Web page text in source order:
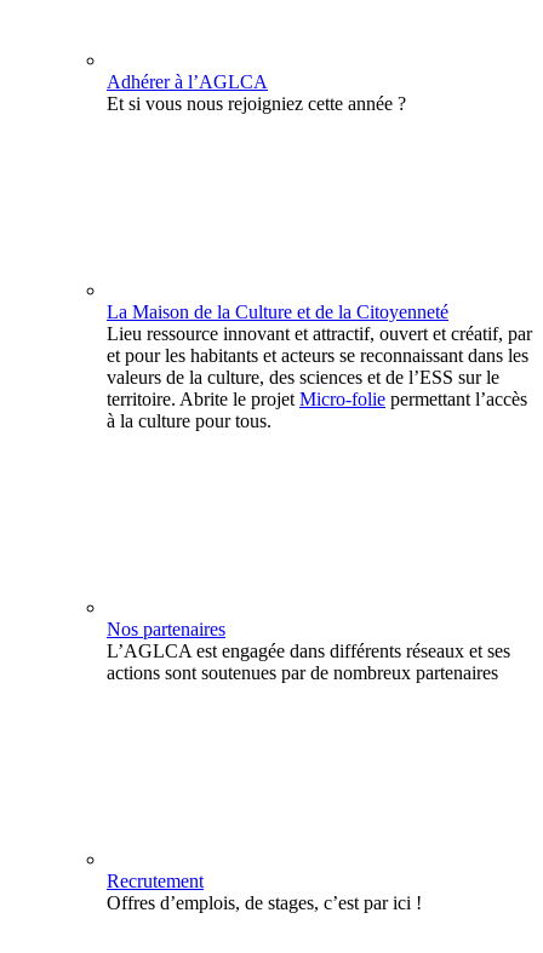
Adhérer à l’AGLCA
Et si vous nous rejoigniez cette année ?
La Maison de la Culture et de la Citoyenneté
Lieu ressource innovant et attractif, ouvert et créatif, par
et pour les habitants et acteurs se reconnaissant dans les
valeurs de la culture, des sciences et de l’ESS sur le
territoire. Abrite le projet Micro-folie permettant l’accès
à la culture pour tous.
Nos partenaires
L’AGLCA est engagée dans différents réseaux et ses
actions sont soutenues par de nombreux partenaires
Recrutement
Offres d’emplois, de stages, c’est par ici !